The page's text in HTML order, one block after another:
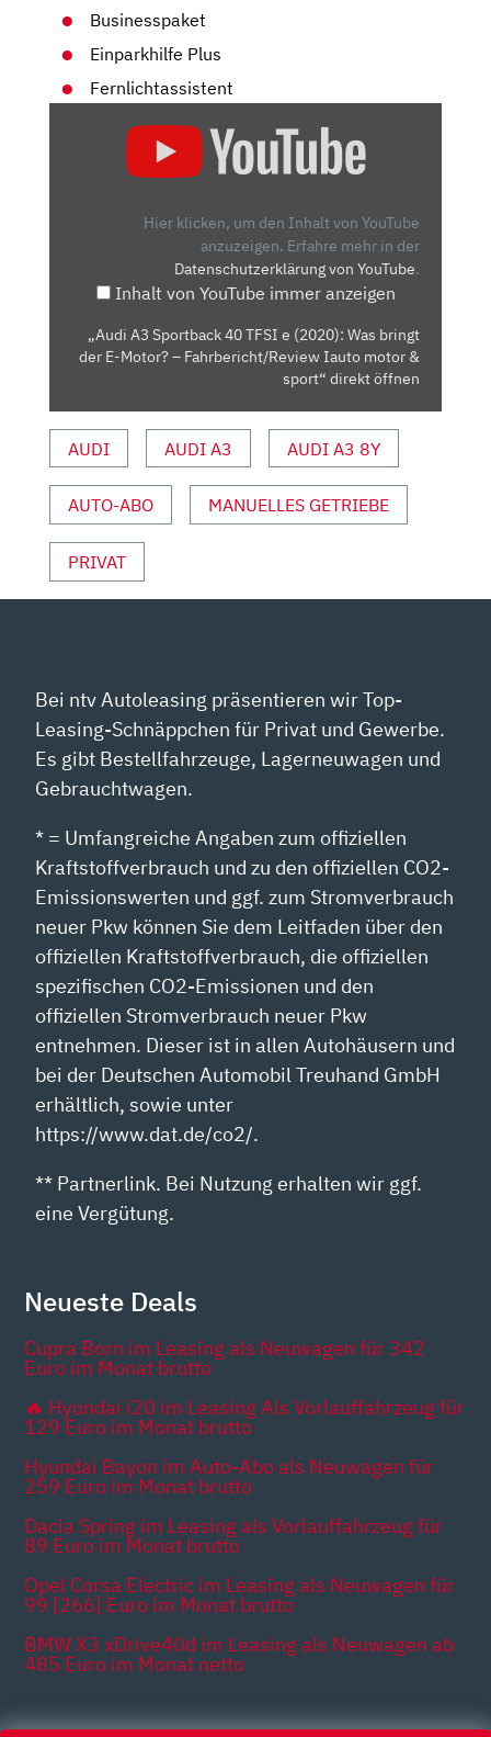
Businesspaket
Einparkhilfe Plus
Fernlichtassistent
SPORTBACK
BRINGT
DER
–
FAHRBERICHT/REVIEW
IAUTO
MOTOR
SPORT“
VON
Hier klicken, um den Inhalt von YouTube
anzuzeigen. Erfahre mehr in der
Datenschutzerklärung von YouTube.
Inhalt von YouTube immer anzeigen
„Audi A3 Sportback 40 TFSI e (2020): Was bringt
der E-Motor? – Fahrbericht/Review Iauto motor &
sport“ direkt öffnen
AUDI AUDI A3 AUDI A3 8Y
AUTO-ABO MANUELLES GETRIEBE
PRIVAT
Bei ntv Autoleasing präsentieren wir Top-
Leasing-Schnäppchen für Privat und Gewerbe.
Es gibt Bestellfahrzeuge, Lagerneuwagen und
Gebrauchtwagen.
* = Umfangreiche Angaben zum offiziellen
Kraftstoffverbrauch und zu den offiziellen CO2-
Emissionswerten und ggf. zum Stromverbrauch
neuer Pkw können Sie dem Leitfaden über den
offiziellen Kraftstoffverbrauch, die offiziellen
spezifischen CO2-Emissionen und den
offiziellen Stromverbrauch neuer Pkw
entnehmen. Dieser ist in allen Autohäusern und
bei der Deutschen Automobil Treuhand GmbH
erhältlich, sowie unter
https://www.dat.de/co2/.
** Partnerlink. Bei Nutzung erhalten wir ggf.
eine Vergütung.
Neueste Deals
Cupra Born im Leasing als Neuwagen für 342
Euro im Monat brutto
🔥 Hyundai i20 im Leasing Als Vorlauffahrzeug für
129 Euro im Monat brutto
Hyundai Bayon im Auto-Abo als Neuwagen für
259 Euro im Monat brutto
Dacia Spring im Leasing als Vorlauffahrzeug für
89 Euro im Monat brutto
Opel Corsa Electric im Leasing als Neuwagen für
99 [266] Euro im Monat brutto
BMW X3 xDrive40d im Leasing als Neuwagen ab
485 Euro im Monat netto